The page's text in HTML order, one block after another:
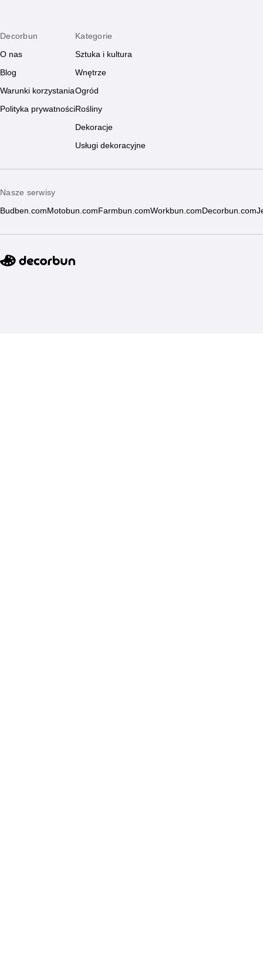
Decorbun
O nas
Blog
Warunki korzystania
Polityka prywatności
Kategorie
Sztuka i kultura
Wnętrze
Ogród
Rośliny
Dekoracje
Usługi dekoracyjne
Nasze serwisy
Budben.com Motobun.com Farmbun.comWorkbun.com Decorbun.com